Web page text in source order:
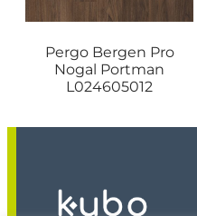
Pergo Bergen Pro
Nogal Portman
L024605012